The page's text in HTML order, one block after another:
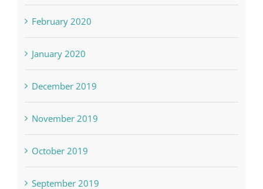
February 2020
January 2020
December 2019
November 2019
October 2019
September 2019